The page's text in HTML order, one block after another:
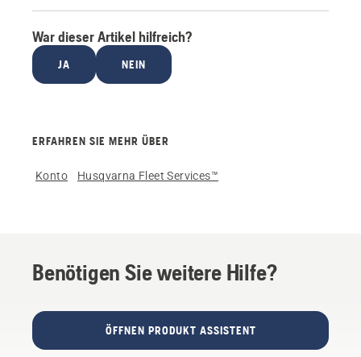
War dieser Artikel hilfreich?
JA NEIN
ERFAHREN SIE MEHR ÜBER
Konto Husqvarna Fleet Services™
Benötigen Sie weitere Hilfe?
ÖFFNEN PRODUKT ASSISTENT